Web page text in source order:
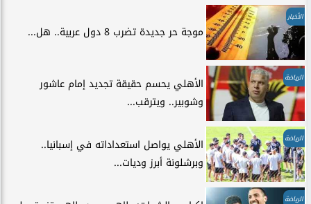
الأخبار
موجة حر جديدة تضرب 8 دول عربية.. هل...
الرياضة
الأهلي يحسم حقيقة تجديد إمام عاشور
وشوبير.. ويترقب...
الرياضة
الأهلي يواصل استعداداته في إسبانيا..
وبرشلونة أبرز وديات...
الرياضة